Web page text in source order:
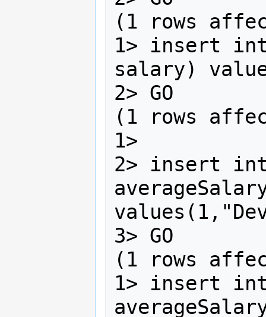
(1 rows
1> insert
salary)
2> GO
(1 rows
1>
2> insert
3> GO
(1 rows
1> insert